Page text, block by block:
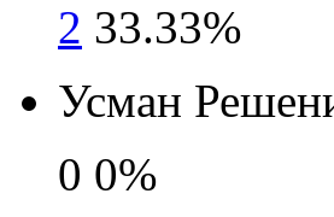
2 33.33%
Усман
0 0%